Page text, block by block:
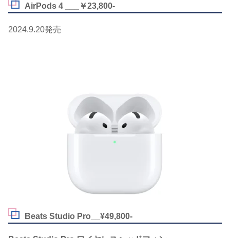
AirPods 4 ___￥23,800-
2024.9.20発売
Beats Studio Pro__¥49,800-